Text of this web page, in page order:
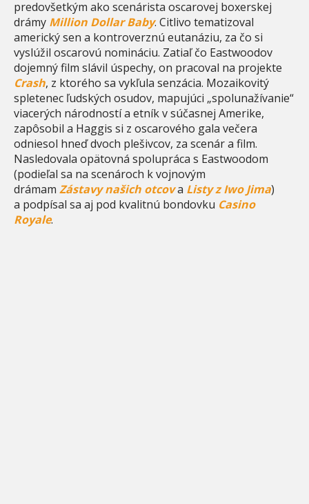
predovšetkým ako scenárista oscarovej boxerskej
drámy Million Dollar Baby. Citlivo tematizoval
americký sen a kontroverznú eutanáziu, za čo si
vyslúžil oscarovú nomináciu. Zatiaľ čo Eastwoodov
dojemný film slávil úspechy, on pracoval na projekte
Crash, z ktorého sa vykľula senzácia. Mozaikovitý
spletenec ľudských osudov, mapujúci „spolunažívanie“
viacerých národností a etník v súčasnej Amerike,
zapôsobil a Haggis si z oscarového gala večera
odniesol hneď dvoch plešivcov, za scenár a film.
Nasledovala opätovná spolupráca s Eastwoodom
(podieľal sa na scenároch k vojnovým
drámam Zástavy našich otcova Listy z Iwo Jima)
a podpísal sa aj pod kvalitnú bondovku Casino
Royale.